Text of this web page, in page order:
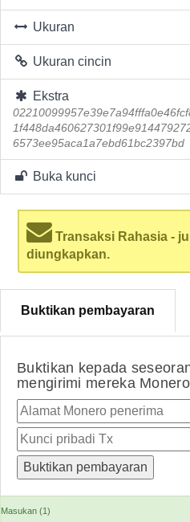
Ukuran
Ukuran cincin
Ekstra
6573ee95aca1a7ebd61bc2397bd
Buka kunci
Transaksi Rahasia -
diungkapkan.
Buktikan pembayaran
Buktikan kepada
mengirimi mereka
Masukan (1)